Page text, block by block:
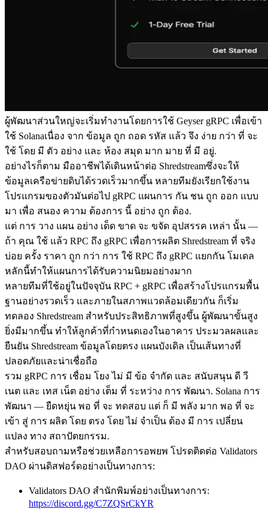
ผู้พัฒนาส่วนใหญ่จะเริ่มทํางานโดยการใช้ Geyser gRPC เพื่อเข้า
ใช้ Solanaเนื่อง จาก ข้อมูล ถูก ถอด รหัส แล้ว จึง ง่าย กว่า ที่ จะ
ใช้ โดย มี ตัว อย่าง และ ห้อง สมุด มาก มาย ที่ มี อยู่.
อย่างไรก็ตาม มืออาชีพได้เดินหน้าต่อ Shredstreamซึ่งจะให้
ข้อมูลเครือข่ายดิบได้รวดเร็วมากขึ้น หลายทีมยังเรียกใช้งาน
โปรแกรมของตัวมันต่อไป gRPC แผนการ กัน ชน ถูก ออก แบบ
มา เพื่อ สนอง ความ ต้องการ นี้ อย่าง ถูก ต้อง.
แต่ การ วาง แผน อย่าง เด็ด ขาด จะ ขจัด อุปสรรค เหล่า นั้น —
ถ้า คุณ ใช้ แล้ว RPC ถึง gRPC เพื่อการผลิต Shredstream ที่ จริง
บ่อย ครั้ง ราคา ถูก กว่า การ ใช้ RPC ถึง gRPC แยกกัน โมเดล
หลักนี้ทําให้แผนการได้รับความนิยมอย่างมาก
หลายทีมที่ใช้อยู่ในปัจจุบัน RPC + gRPC เพื่อสร้างโปรแกรมพื้น
ฐานอย่างรวดเร็ว และภายในสภาพแวดล้อมเดียวกัน ก็เริ่ม
ทดลอง Shredstream สําหรับประสิทธิภาพที่สูงขึ้น ผู้พัฒนาขั้นสูง
ยิ่งมีมากขึ้น ทําให้ลูกค้าที่กําหนดเองในอาคาร ประมวลผลและ
ยืนยัน Shredstream ข้อมูลโดยตรง แผนบังเดิล เป็นเส้นทางที่
ปลอดภัยและน่าเชื่อถือ
รวม gRPC การ เชื่อม โยง ไม่ มี ข้อ จํากัด และ สนับสนุน ดี วี
เนต และ เทส เน็ต อย่าง เต็ม ที่ ระหว่าง การ พัฒนา. Solana การ
พัฒนา — ยืดหยุ่น พอ ที่ จะ ทดสอบ แต่ ก็ มี พลัง มาก พอ ที่ จะ
เข้า สู่ การ ผลิต โดย ตรง โดย ไม่ จําเป็น ต้อง มี การ เปลี่ยน
แปลง ทาง สถาปัตยกรรม.
สําหรับสอบถามหรือช่วยเหลือการอพยพ โปรดติดต่อ Validators
DAO ผ่านดิสฟอร์ดอย่างเป็นทางการ:
Validators DAO สํานักพิมพ์อย่างเป็นทางการ:
https://discord.gg/C7ZQSrCkYR